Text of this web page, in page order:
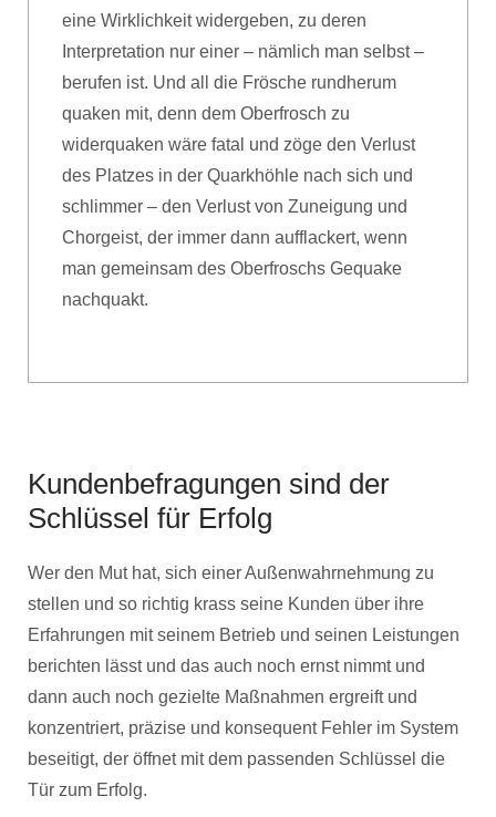
eine Wirklichkeit widergeben, zu deren
Interpretation nur einer – nämlich man selbst –
berufen ist. Und all die Frösche rundherum
quaken mit, denn dem Oberfrosch zu
widerquaken wäre fatal und zöge den Verlust
des Platzes in der Quarkhöhle nach sich und
schlimmer – den Verlust von Zuneigung und
Chorgeist, der immer dann aufflackert, wenn
man gemeinsam des Oberfroschs Gequake
nachquakt.
Kundenbefragungen sind der
Schlüssel für Erfolg
Wer den Mut hat, sich einer Außenwahrnehmung zu
stellen und so richtig krass seine Kunden über ihre
Erfahrungen mit seinem Betrieb und seinen Leistungen
berichten lässt und das auch noch ernst nimmt und
dann auch noch gezielte Maßnahmen ergreift und
konzentriert, präzise und konsequent Fehler im System
beseitigt, der öffnet mit dem passenden Schlüssel die
Tür zum Erfolg.